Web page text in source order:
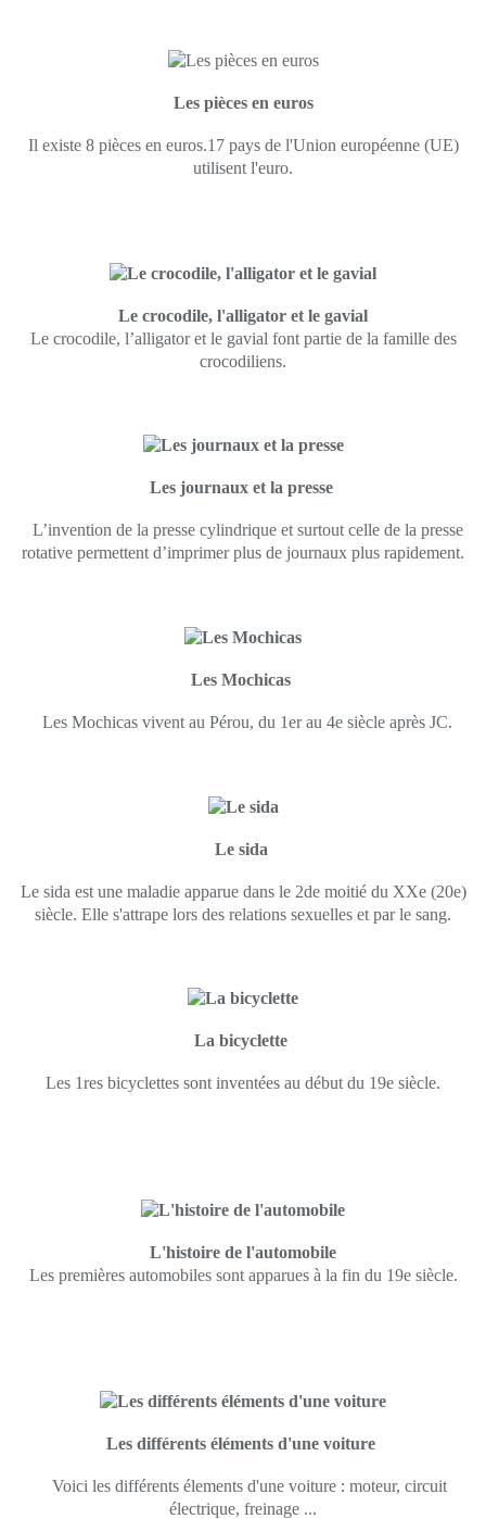
Les pièces en euros
Il existe 8 pièces en euros.17 pays de l'Union européenne (UE)
utilisent l'euro.
Le crocodile, l'alligator et le gavial
Le crocodile, l’alligator et le gavial font partie de la famille des
crocodiliens.
Les journaux et la presse
L’invention de la presse cylindrique et surtout celle de la presse
rotative permettent d’imprimer plus de journaux plus rapidement.
Les Mochicas
Les Mochicas vivent au Pérou, du 1er au 4e siècle après JC.
Le sida
Le sida est une maladie apparue dans le 2de moitié du XXe (20e)
siècle. Elle s'attrape lors des relations sexuelles et par le sang.
La bicyclette
Les 1res bicyclettes sont inventées au début du 19e siècle.
L'histoire de l'automobile
Les premières automobiles sont apparues à la fin du 19e siècle.
Les différents éléments d'une voiture
Voici les différents élements d'une voiture : moteur, circuit
électrique, freinage ...